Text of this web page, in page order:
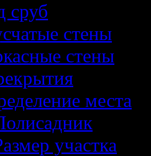
сруб
стены
стены
места
участка